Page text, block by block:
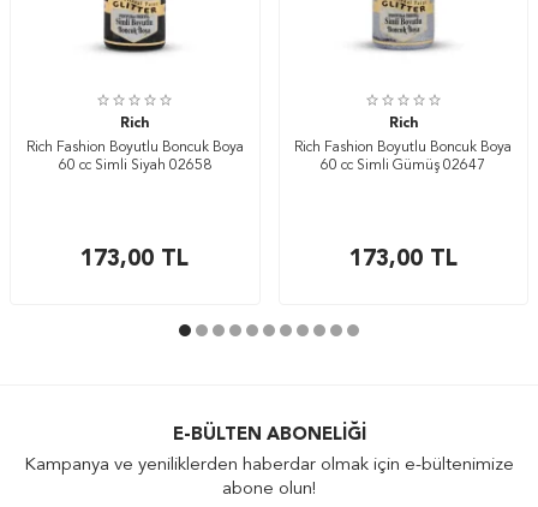
Rich
Rich Fashion Boyutlu Boncuk Boya
60 cc Simli Siyah 02658
173,00 TL
Rich
Rich Fashion Boyutlu Boncuk Boya
60 cc Simli Gümüş 02647
173,00TL
E-BÜLTEN ABONELIĞI
Kampanya ve yeniliklerden haberdar olmak için e-bültenimize
abone olun!